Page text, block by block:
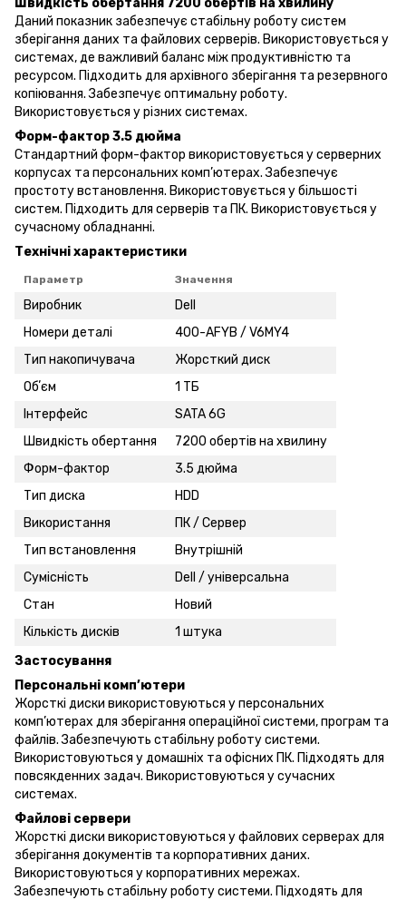
Швидкість обертання 7200 обертів на хвилину
Даний показник забезпечує стабільну роботу систем
зберігання даних та файлових серверів. Використовується у
системах, де важливий баланс між продуктивністю та
ресурсом. Підходить для архівного зберігання та резервного
копіювання. Забезпечує оптимальну роботу.
Використовується у різних системах.
Форм-фактор 3.5 дюйма
Стандартний форм-фактор використовується у серверних
корпусах та персональних комп’ютерах. Забезпечує
простоту встановлення. Використовується у більшості
систем. Підходить для серверів та ПК. Використовується у
сучасному обладнанні.
Технічні характеристики
Параметр Значення
Виробник
Dell
Номери деталі
400-AFYB / V6MY4
Тип накопичувача
Жорсткий диск
Обʼєм
1 ТБ
Інтерфейс
SATA 6G
Швидкість обертання
7200 обертів на хвилину
Форм-фактор
3.5 дюйма
Тип диска
HDD
Використання
ПК / Сервер
Тип встановлення
Внутрішній
Сумісність
Dell / універсальна
Стан
Новий
Кількість дисків
1 штука
Застосування
Персональні комп’ютери
Жорсткі диски використовуються у персональних
комп’ютерах для зберігання операційної системи, програм та
файлів. Забезпечують стабільну роботу системи.
Використовуються у домашніх та офісних ПК. Підходять для
повсякденних задач. Використовуються у сучасних
системах.
Файлові сервери
Жорсткі диски використовуються у файлових серверах для
зберігання документів та корпоративних даних.
Використовуються у корпоративних мережах.
Забезпечують стабільну роботу системи. Підходять для